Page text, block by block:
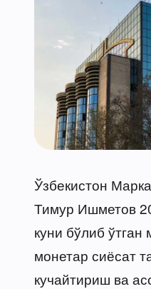
Ўзбекистон
Тимур Ишметов
куни бўлиб
монетар сиёсат
кучайтириш ва